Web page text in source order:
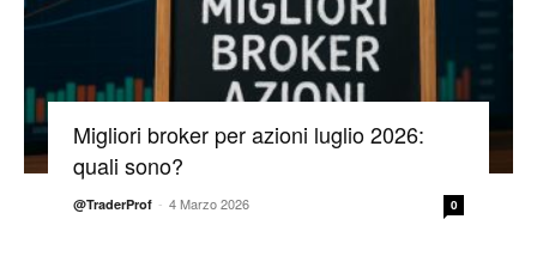
Migliori broker per azioni luglio 2026:
quali sono?
@TraderProf - 4 Marzo 2026 0